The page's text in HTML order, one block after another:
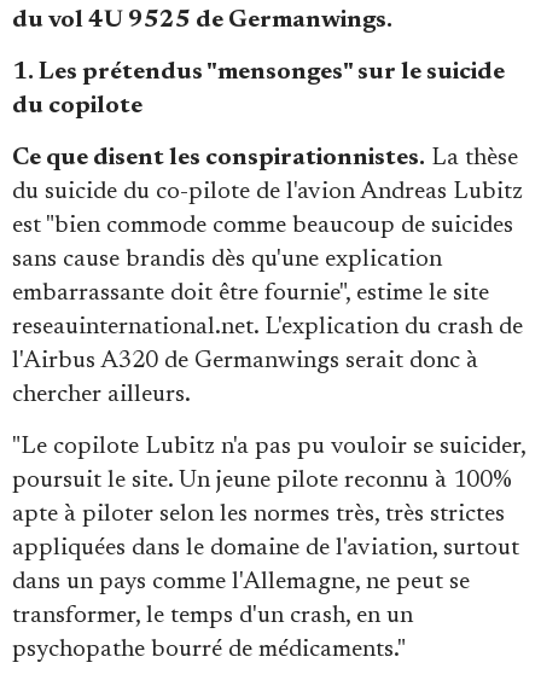
Se connecter
du vol 4U 9525 de Germanwings.
1. Les prétendus "mensonges" sur le suicide
du copilote
Ce que disent les conspirationnistes. La thèse
du suicide du co-pilote de l'avion Andreas Lubitz
est "bien commode comme beaucoup de suicides
sans cause brandis dès qu'une explication
embarrassante doit être fournie", estime le site
reseauinternational.net. L'explication du crash de
l'Airbus A320 de Germanwings serait donc à
chercher ailleurs.
"Le copilote Lubitz n'a pas pu vouloir se suicider,
poursuit le site. Un jeune pilote reconnu à 100%
apte à piloter selon les normes très, très strictes
appliquées dans le domaine de l'aviation, surtout
dans un pays comme l'Allemagne, ne peut se
transformer, le temps d'un crash, en un
psychopathe bourré de médicaments."